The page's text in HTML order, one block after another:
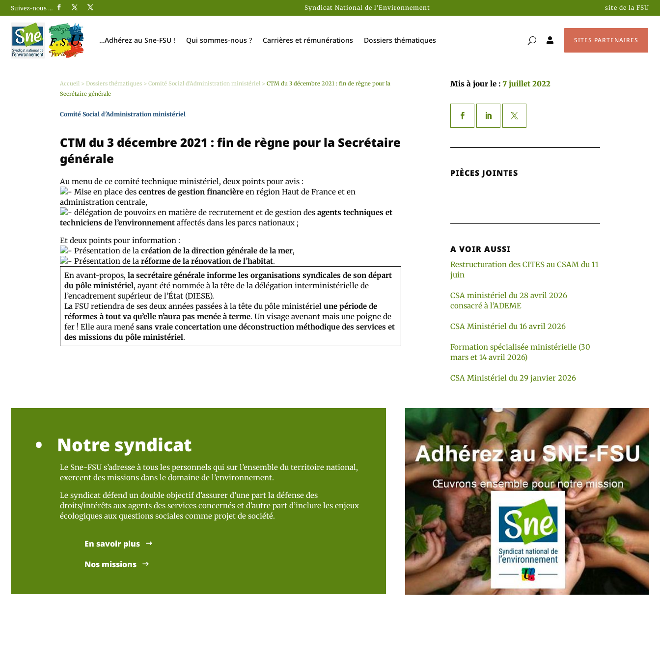
Suivez-nous … Syndicat National de l’Environnement site de la FSU
…Adhérez au Sne-FSU ! Qui sommes-nous ? Carrières et rémunérations Dossiers thématiques  SITES PARTENAIRES
Accueil > Dossiers thématiques > Comité Social d'Administration ministériel > CTM du 3 décembre 2021 : fin de règne pour la
Secrétaire générale
Comité Social d'Administration ministériel
CTM du 3 décembre 2021 : fin de règne pour la Secrétaire
générale
Au menu de ce comité technique ministériel, deux points pour avis :
Mise en place des centres de gestion financière en région Haut de France et en
administration centrale,
délégation de pouvoirs en matière de recrutement et de gestion des agents techniques et
techniciens de l’environnement affectés dans les parcs nationaux ;
Et deux points pour information :
Présentation de la création de la direction générale de la mer,
Présentation de la réforme de la rénovation de l’habitat.
En avant-propos, la secrétaire générale informe les organisations syndicales de son départ
du pôle ministériel, ayant été nommée à la tête de la délégation interministérielle de
l’encadrement supérieur de l’État (DIESE).
La FSU retiendra de ses deux années passées à la tête du pôle ministériel une période de
réformes à tout va qu’elle n’aura pas menée à terme. Un visage avenant mais une poigne de
fer ! Elle aura mené sans vraie concertation une déconstruction méthodique des services et
des missions du pôle ministériel.
Mis à jour le : 7 juillet 2022
PIÈCES JOINTES
A VOIR AUSSI
Restructuration des CITES au CSAM du 11
juin
CSA ministériel du 28 avril 2026
consacré à l’ADEME
CSA Ministériel du 16 avril 2026
Formation spécialisée ministérielle (30
mars et 14 avril 2026)
CSA Ministériel du 29 janvier 2026
Notre syndicat
Le Sne-FSU s’adresse à tous les personnels qui sur l’ensemble du territoire national,
exercent des missions dans le domaine de l’environnement.
Le syndicat défend un double objectif d’assurer d’une part la défense des
droits/intérêts aux agents des services concernés et d’autre part d’inclure les enjeux
écologiques aux questions sociales comme projet de société.
En savoir plus
Nos missions